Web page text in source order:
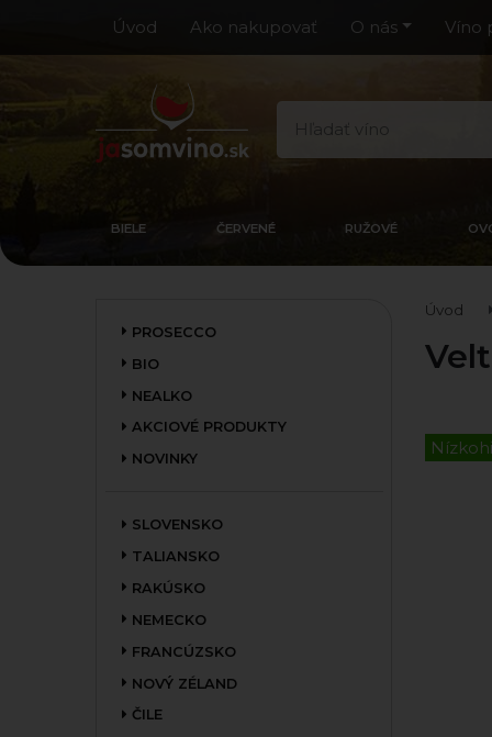
Úvod Ako nakupovať O nás Víno
BIELE ČERVENÉ RUŽOVÉ
PROSECCO
BIO
NEALKO
AKCIOVÉ PRODUKTY
NOVINKY
SLOVENSKO
TALIANSKO
RAKÚSKO
NEMECKO
FRANCÚZSKO
NOVÝ ZÉLAND
ČILE
Úvod